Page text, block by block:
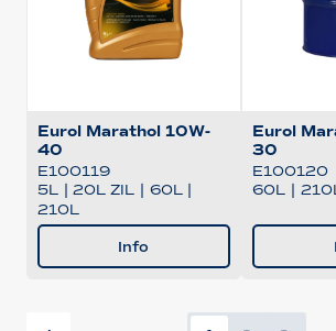
Eurol Marathol 10W-
40
E100119
5L | 20L ZIL | 60L |
210L
Info
Eurol
30
E100120
60L |